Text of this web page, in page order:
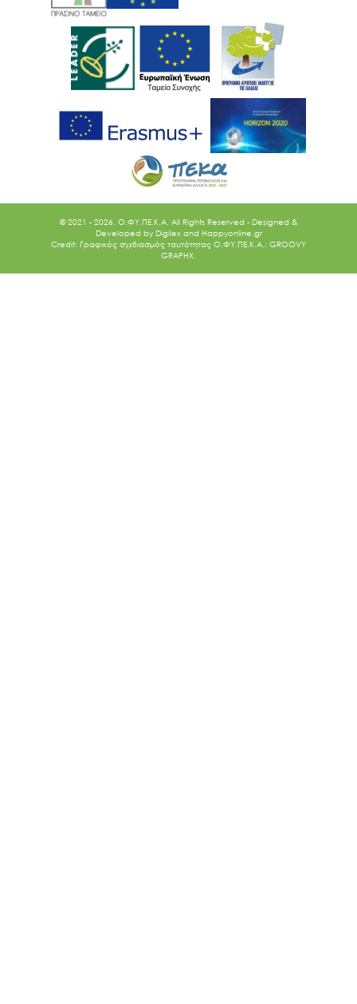
© 2021 - 2026. O.ΦΥ.ΠΕ.Κ.Α. All Rights Reserved - Designed &
Developed by Digilex and Happyonline.gr
Credit: Γραφικός σχεδιασμός ταυτότητας Ο.ΦΥ.ΠΕ.Κ.Α.: GROOVY
GRAPHX.